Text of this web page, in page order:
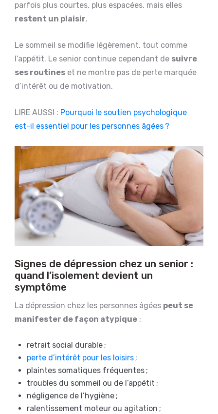
parfois plus courtes, plus espacées, mais elles
restent un plaisir.
Le sommeil se modifie légèrement, tout comme
l’appétit. Le senior continue cependant de suivre
ses routines et ne montre pas de perte marquée
d’intérêt ou de motivation.
LIRE AUSSI : Pourquoi le soutien psychologique
est-il essentiel pour les personnes âgées ?
Signes de dépression chez un senior :
quand l’isolement devient un
symptôme
La dépression chez les personnes âgées peut se
manifester de façon atypique :
retrait social durable ;
perte d’intérêt pour les loisirs ;
plaintes somatiques fréquentes ;
troubles du sommeil ou de l’appétit ;
négligence de l’hygiène ;
ralentissement moteur ou agitation ;